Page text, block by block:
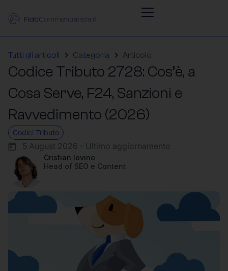
Tutti gli articoli Categoria Articolo
Codice Tributo 2728: Cos’è, a
Cosa Serve, F24, Sanzioni e
Ravvedimento (2026)
Codici Tributo
5 August 2026 - Ultimo aggiornamento
Cristian Iovino
Head of SEO e Content